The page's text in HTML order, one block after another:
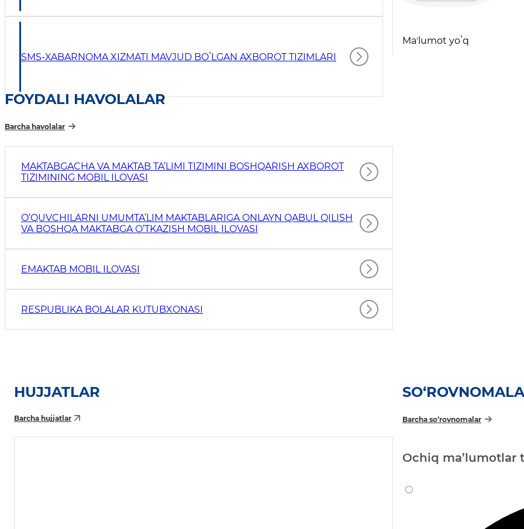
SMS-XABARNOMA XIZMATI MAVJUD BOʻLGAN AXBOROT TIZIMLARI
Maʼlumot yoʻq
FOYDALI HAVOLALAR
Barcha havolalar
MAKTABGACHA VA MAKTAB TA’LIMI TIZIMINI BOSHQARISH AXBOROT
TIZIMINING MOBIL ILOVASI
O‘QUVCHILARNI UMUMTA’LIM MAKTABLARIGA ONLAYN QABUL QILISH
VA BOSHQA MAKTABGA O‘TKAZISH MOBIL ILOVASI
EMAKTAB MOBIL ILOVASI
RESPUBLIKA BOLALAR KUTUBXONASI
HUJJATLAR
Barcha hujjatlar Barcha so‘rovnomalar
Ochiq